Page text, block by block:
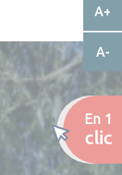
A+
A-
En 1
clic